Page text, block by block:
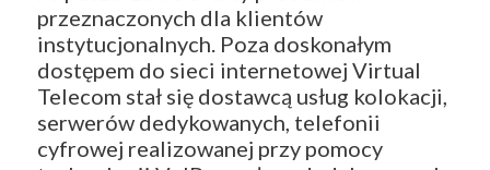
przeznaczonych dla klientów
instytucjonalnych. Poza doskonałym
dostępem do sieci internetowej Virtual
Telecom stał się dostawcą usług kolokacji,
serwerów dedykowanych, telefonii
cyfrowej realizowanej przy pomocy